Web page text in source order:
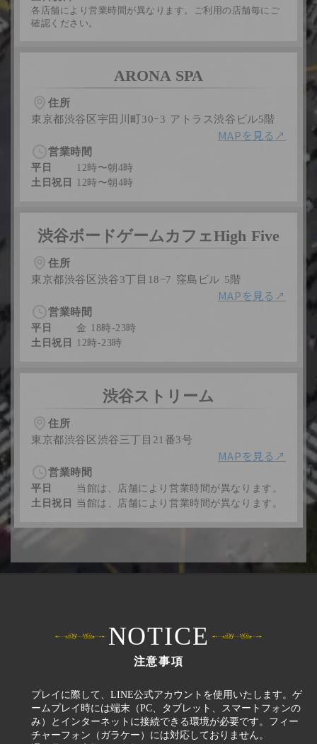
各店舗により営業時間が異なります。ご利用の店舗毎にご
確認ください。
ARONA SPA
住所
東京都渋谷区宇田川町30ｰ3 アトラス渋谷ビル5階
MAPを見る↗︎
営業時間
平日
12時〜朝4時
土日祝日
12時〜朝4時
渋谷ボードゲームカフェHigh Five
住所
東京都渋谷区渋谷3丁目18−7 窪島ビル 5階
MAPを見る↗︎
営業時間
平日
金 18時-23時
土日祝日
12時-23時
渋谷ストリーム
住所
東京都渋谷区渋谷三丁目21番3号
MAPを見る↗︎
営業時間
平日
当館は、店舗により営業時間が異なります。
土日祝日
当館は、店舗により営業時間が異なります。
NOTICE
注意事項
プレイに際して、LINE公式アカウントを使用いたします。ゲ
ームプレイ時には端末（PC、タブレット、スマートフォンの
み）とインターネットに接続できる環境が必要です。フィー
チャーフォン（ガラケー）には対応しておりません。